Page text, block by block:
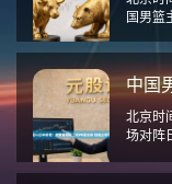
国男篮
中国
北京时
场对阵